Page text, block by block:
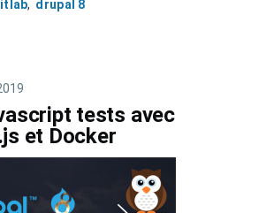
drupal 8
tests avec
et Docker